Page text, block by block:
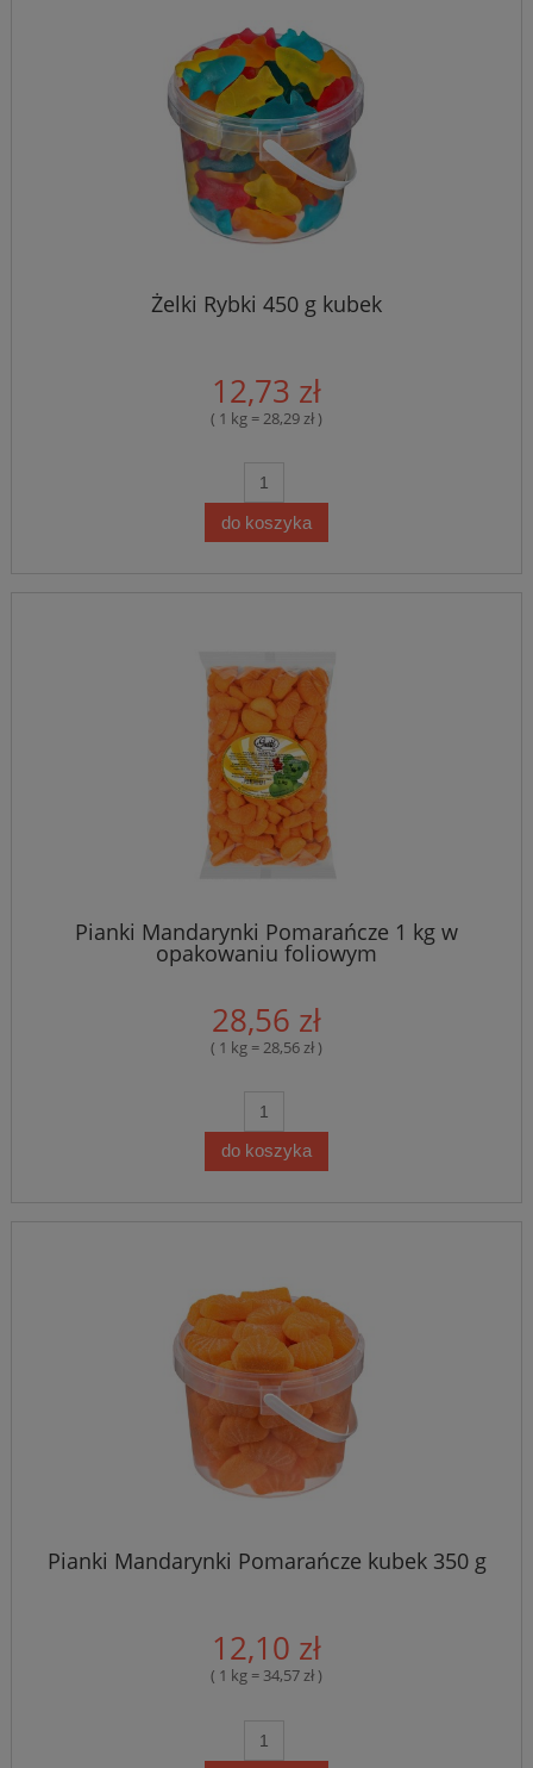
Żelki Rybki 450 g kubek
12,73 zł
( 1 kg = 28,29 zł )
do koszyka
Pianki Mandarynki Pomarańcze 1 kg w
opakowaniu foliowym
28,56 zł
( 1 kg = 28,56 zł )
do koszyka
Pianki Mandarynki Pomarańcze kubek 350 g
12,10 zł
( 1 kg = 34,57 zł )